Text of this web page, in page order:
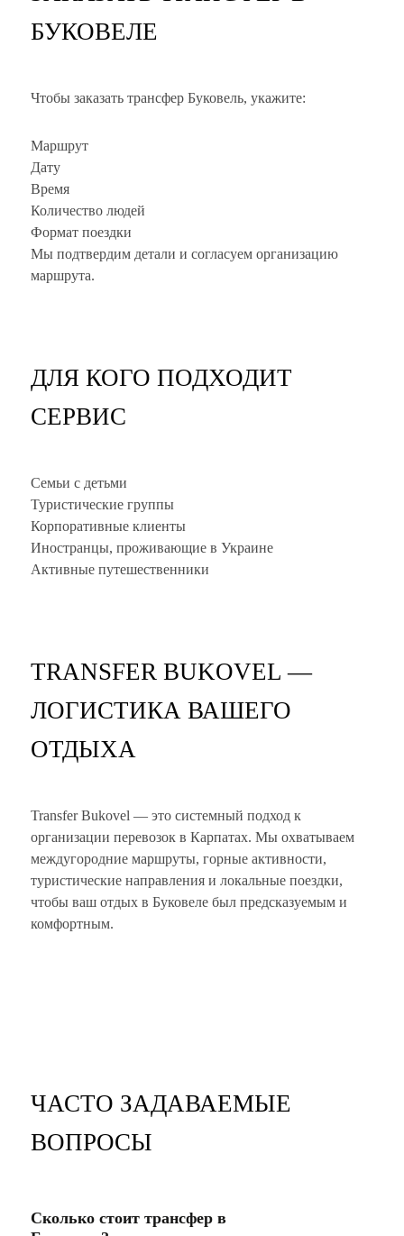
БУКОВЕЛЕ
Чтобы заказать трансфер Буковель, укажите:
Маршрут
Дату
Время
Количество людей
Формат поездки
Мы подтвердим детали и согласуем организацию
маршрута.
ДЛЯ КОГО ПОДХОДИТ
СЕРВИС
Семьи с детьми
Туристические группы
Корпоративные клиенты
Иностранцы, проживающие в Украине
Активные путешественники
TRANSFER BUKOVEL —
ЛОГИСТИКА ВАШЕГО
ОТДЫХА
Transfer Bukovel — это системный подход к
организации перевозок в Карпатах. Мы охватываем
междугородние маршруты, горные активности,
туристические направления и локальные поездки,
чтобы ваш отдых в Буковеле был предсказуемым и
комфортным.
ЧАСТО ЗАДАВАЕМЫЕ
ВОПРОСЫ
Сколько стоит трансфер в